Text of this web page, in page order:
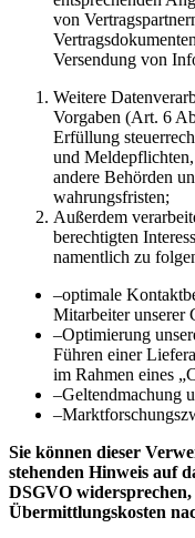
von
Versendung von
Weitere
Vorgaben (Art. 6
Erfüllung
und
andere Behörden
wah­rungs­fristen;
Außerdem
berech­tigten
namentlich zu
–optimale
Mitar­beiter unserer
–Optimierung
Führen einer
im Rahmen eines
–Geltend­ma­chung
–
Sie können dieser
stehenden Hinweis auf
DSGVO
Übermittlungskosten